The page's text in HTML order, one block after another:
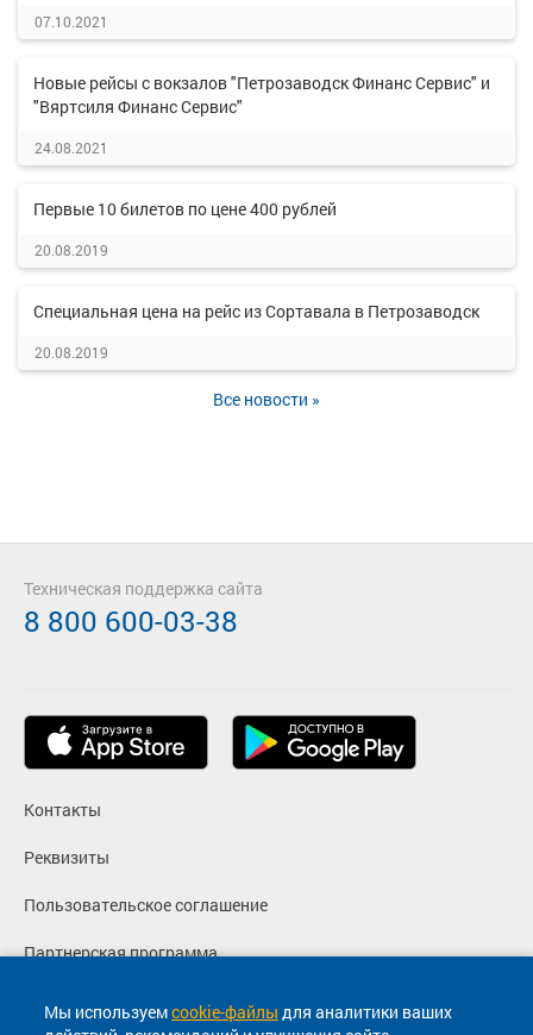
07.10.2021
Новые рейсы с вокзалов "Петрозаводск Финанс Сервис" и
"Вяртсиля Финанс Сервис"
24.08.2021
Первые 10 билетов по цене 400 рублей
20.08.2019
Специальная цена на рейс из Сортавала в Петрозаводск
20.08.2019
Все новости »
Мы используемcookie-файлы для аналитики ваших
Контакты
Реквизиты
Пользовательское соглашение
Партнерская программа
Политика конфиденциальности
Техническая поддержка сайта
8 800 600-03-38